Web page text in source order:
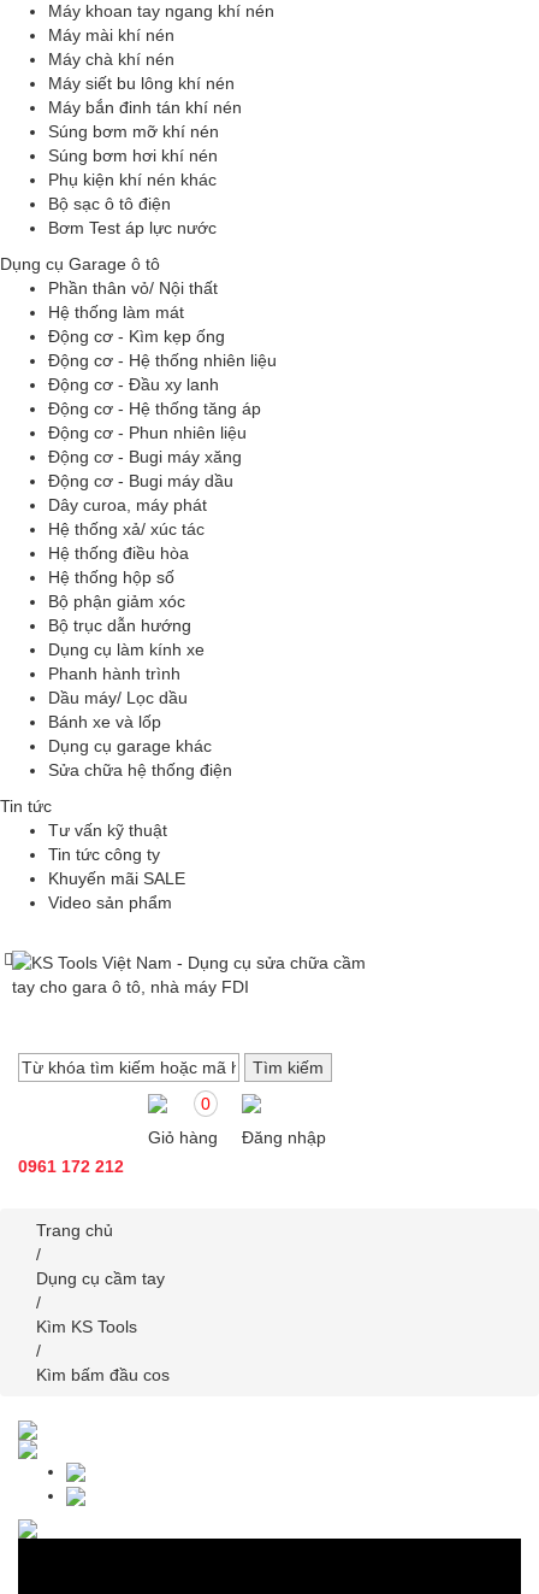
Máy khoan tay ngang khí nén
Máy mài khí nén
Máy chà khí nén
Máy siết bu lông khí nén
Máy bắn đinh tán khí nén
Súng bơm mỡ khí nén
Súng bơm hơi khí nén
Phụ kiện khí nén khác
Bộ sạc ô tô điện
Bơm Test áp lực nước
Dụng cụ Garage ô tô
Phần thân vỏ/ Nội thất
Hệ thống làm mát
Động cơ - Kìm kẹp ống
Động cơ - Hệ thống nhiên liệu
Động cơ - Đầu xy lanh
Động cơ - Hệ thống tăng áp
Động cơ - Phun nhiên liệu
Động cơ - Bugi máy xăng
Động cơ - Bugi máy dầu
Dây curoa, máy phát
Hệ thống xả/ xúc tác
Hệ thống điều hòa
Hệ thống hộp số
Bộ phận giảm xóc
Bộ trục dẫn hướng
Dụng cụ làm kính xe
Phanh hành trình
Dầu máy/ Lọc dầu
Bánh xe và lốp
Dụng cụ garage khác
Sửa chữa hệ thống điện
Tin tức
Tư vấn kỹ thuật
Tin tức công ty
Khuyến mãi SALE
Video sản phẩm
0961 172 212
0
Giỏ hàng
Đăng nhập
Trang chủ
/
Dụng cụ cầm tay
/
Kìm KS Tools
/
Kìm bấm đầu cos